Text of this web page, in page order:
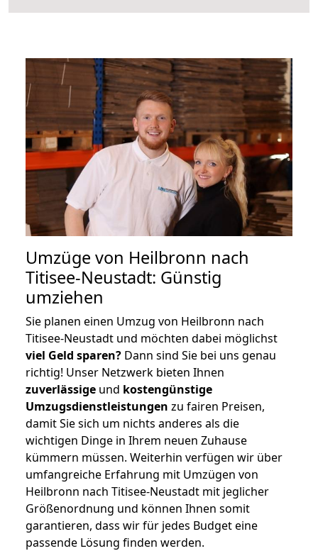
Umzüge von Heilbronn nach
Titisee-Neustadt: Günstig
umziehen
Sie planen einen Umzug von Heilbronn nach
Titisee-Neustadt und möchten dabei möglichst
viel Geld sparen? Dann sind Sie bei uns genau
richtig! Unser Netzwerk bieten Ihnen
zuverlässige und kostengünstige
Umzugsdienstleistungen zu fairen Preisen,
damit Sie sich um nichts anderes als die
wichtigen Dinge in Ihrem neuen Zuhause
kümmern müssen. Weiterhin verfügen wir über
umfangreiche Erfahrung mit Umzügen von
Heilbronn nach Titisee-Neustadt mit jeglicher
Größenordnung und können Ihnen somit
garantieren, dass wir für jedes Budget eine
passende Lösung finden werden.